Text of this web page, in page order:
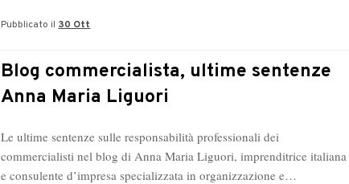
Pubblicato il 30 Ott
Blog commercialista, ultime sentenze
Anna Maria Liguori
Le ultime sentenze sulle responsabilità professionali dei
commercialisti nel blog di Anna Maria Liguori, imprenditrice italiana
e consulente d’impresa specializzata in organizzazione e…